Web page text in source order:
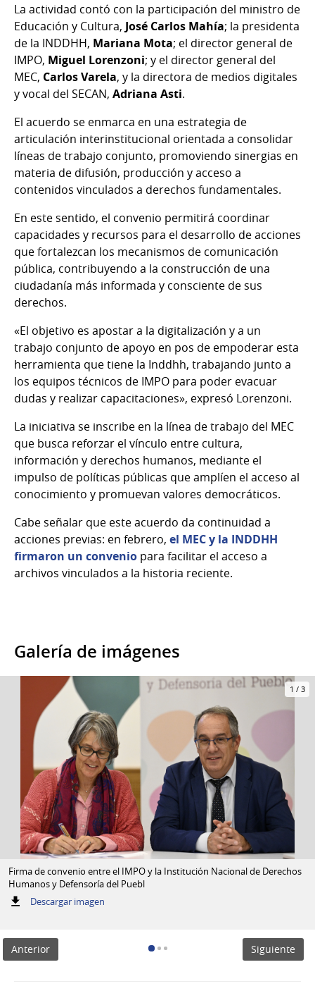
La actividad contó con la participación del ministro de
Educación y Cultura, José Carlos Mahía; la presidenta
de la INDDHH, Mariana Mota; el director general de
IMPO, Miguel Lorenzoni; y el director general del
MEC, Carlos Varela, y la directora de medios digitales
y vocal del SECAN, Adriana Asti.
El acuerdo se enmarca en una estrategia de
articulación interinstitucional orientada a consolidar
líneas de trabajo conjunto, promoviendo sinergias en
materia de difusión, producción y acceso a
contenidos vinculados a derechos fundamentales.
En este sentido, el convenio permitirá coordinar
capacidades y recursos para el desarrollo de acciones
que fortalezcan los mecanismos de comunicación
pública, contribuyendo a la construcción de una
ciudadanía más informada y consciente de sus
derechos.
«El objetivo es apostar a la digitalización y a un
trabajo conjunto de apoyo en pos de empoderar esta
herramienta que tiene la Inddhh, trabajando junto a
los equipos técnicos de IMPO para poder evacuar
dudas y realizar capacitaciones», expresó Lorenzoni.
La iniciativa se inscribe en la línea de trabajo del MEC
que busca reforzar el vínculo entre cultura,
información y derechos humanos, mediante el
impulso de políticas públicas que amplíen el acceso al
conocimiento y promuevan valores democráticos.
Cabe señalar que este acuerdo da continuidad a
acciones previas: en febrero, el MEC y la INDDHH
firmaron un convenio para facilitar el acceso a
archivos vinculados a la historia reciente.
Galería de imágenes
1 / 3
Firma de convenio entre el IMPO y la Institución Nacional de Derechos
Humanos y Defensoría del Puebl
Descargar imagen:
Anterior Siguiente